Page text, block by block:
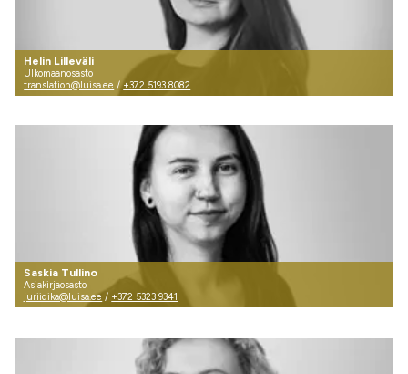
Helin Lilleväli
Ulkomaanosasto
translation@luisa.ee /+372 5193 8082
Saskia Tullino
Asiakirjaosasto
juriidika@luisa.ee / +372 5323 9341